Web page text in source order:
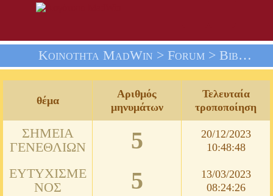
Κοινότητα MadWin > Forum> Βιβλίο Επισκεπτών: Εσείς Και Εμείς
θέμα
Αριθμός
μηνυμάτων
Τελευταία
τροποποίηση
ΣΗΜΕΊΑ
ΓΕΝΕΘΛΊΩΝ
5
20/12/2023
10:48:48
ΕΥΤΥΧΙΣΜΈ
ΝΟΣ
5
13/03/2023
08:24:26